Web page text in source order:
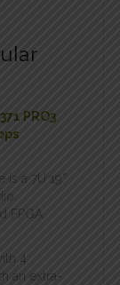
PRO3
a 7U 19”
FPGA
4
an extra-